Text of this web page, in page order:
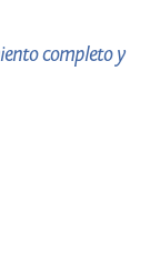
completo y